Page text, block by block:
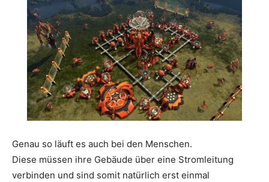
Genau so läuft es auch bei den Menschen.
Diese müssen ihre Gebäude über eine Stromleitung
verbinden und sind somit natürlich erst einmal